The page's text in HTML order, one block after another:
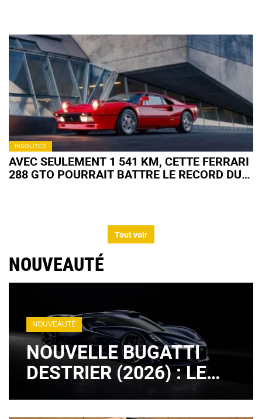
INSOLITES
AVEC SEULEMENT 1 541 KM, CETTE FERRARI
288 GTO POURRAIT BATTRE LE RECORD DU
Tout voir
NOUVEAUTÉ
NOUVEAUTÉ
NOUVELLE BUGATTI
DESTRIER (2026) : LE
LÉGENDAIRE MOTEUR
W16 EST DE RETOUR !